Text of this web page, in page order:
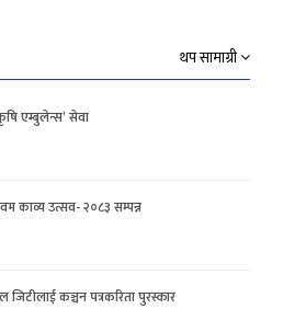
थप सामाग्री
एम्बुलेन्स’ सेवा
काव्य उत्सव- २०८३ सम्पन्न
कञ्चन पत्रकरिता पुरस्कार